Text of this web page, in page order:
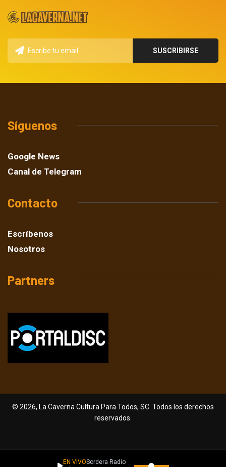
Síguenos
Google News
Canal de Telegram
Contacto
Escríbenos
Nosotros
Partners
© 2026, La Caverna Cultura Para Todos, SC. Todos los derechos
reservados.
EN VIVOSordera Radio